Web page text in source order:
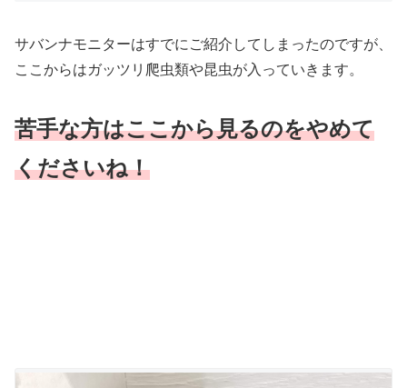
サバンナモニターはすでにご紹介してしまったのですが、
ここからはガッツリ爬虫類や昆虫が入っていきます。
苦手な方はここから見るのをやめて
くださいね！